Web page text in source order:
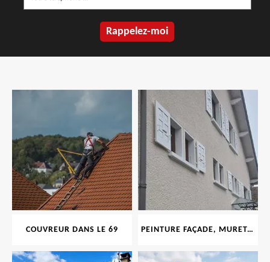
COUVREUR DANS LE 69 PEINTURE FAÇADE, MURET, TOITURE, BOISERIE, FERRONERIE, GOUTTIÈRE 69